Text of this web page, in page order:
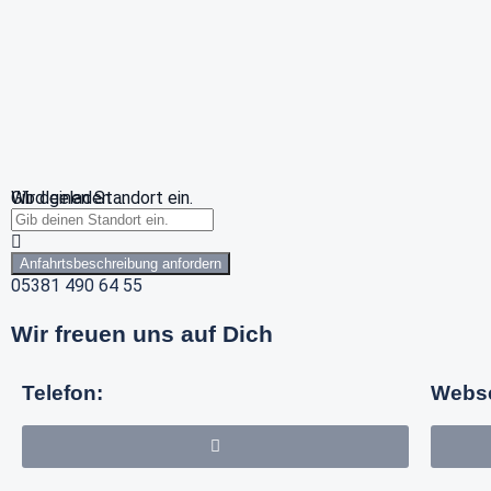
Wird geladen …
Gib deinen Standort ein.
Anfahrtsbeschreibung anfordern
05381 490 64 55
Wir freuen uns auf Dich
Telefon: